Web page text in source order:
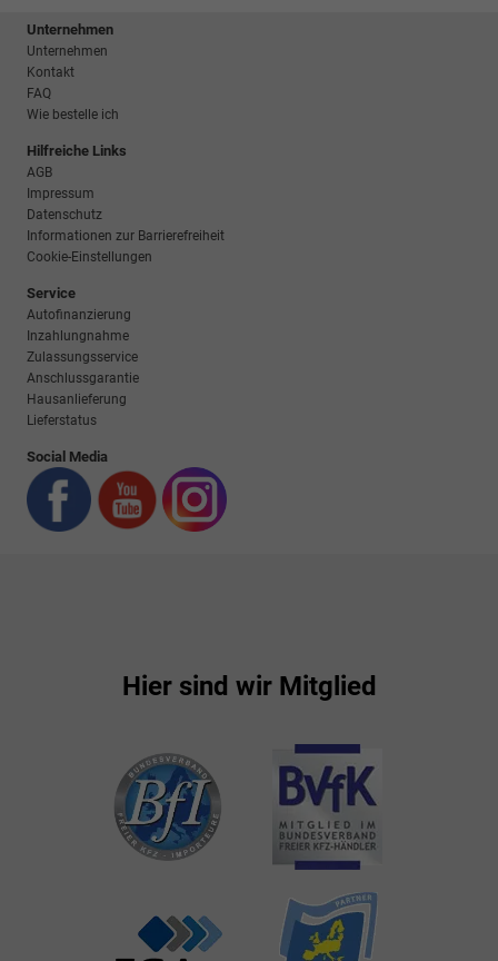
Unternehmen
Unternehmen
Kontakt
FAQ
Wie bestelle ich
Hilfreiche Links
AGB
Impressum
Datenschutz
Informationen zur Barrierefreiheit
Cookie-Einstellungen
Service
Autofinanzierung
Inzahlungnahme
Zulassungsservice
Anschlussgarantie
Hausanlieferung
Lieferstatus
Social Media
Hier sind wir Mitglied